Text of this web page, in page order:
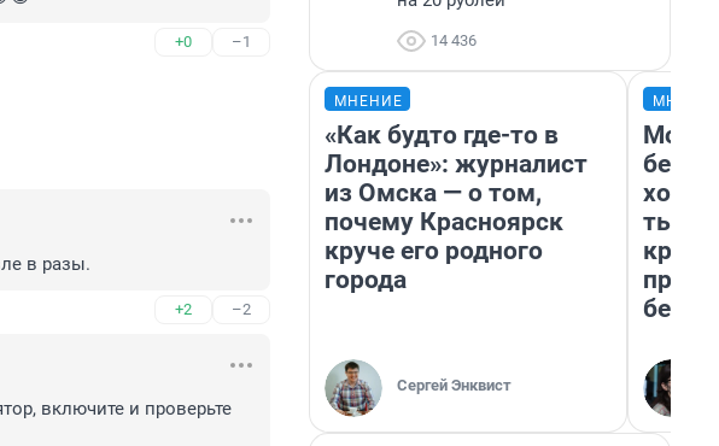
+0 –1
в разы.
+2 –2
включите и проверьте
14 436
МНЕНИЕ
«Как будто где-то в
Лондоне»: журналист
из Омска — о том,
почему Красноярск
круче его родного
города
Сергей Энквист
Мой